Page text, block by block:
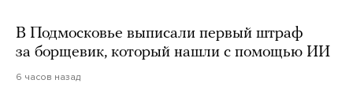
В Подмосковье выписали первый штраф
за борщевик, который нашли с помощью ИИ
6 часов назад